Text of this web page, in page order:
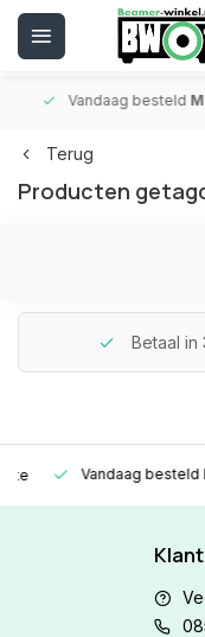
Vandaag besteld
Terug
Producten
Betaal in
Vandaag besteld